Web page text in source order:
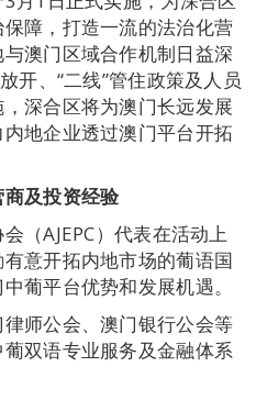
障，打造一流的法治化营
澳门区域合作机制日益深
开、“二线”管住政策及人员
深合区将为澳门长远发展
地企业透过澳门平台开拓
及投资经验
（AJEPC）代表在活动上
意开拓内地市场的葡语国
葡平台优势和发展机遇。
师公会、澳门银行公会等
双语专业服务及金融体系